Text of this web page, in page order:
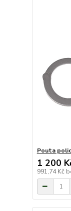
Pouta
1 200
991,74 Kč